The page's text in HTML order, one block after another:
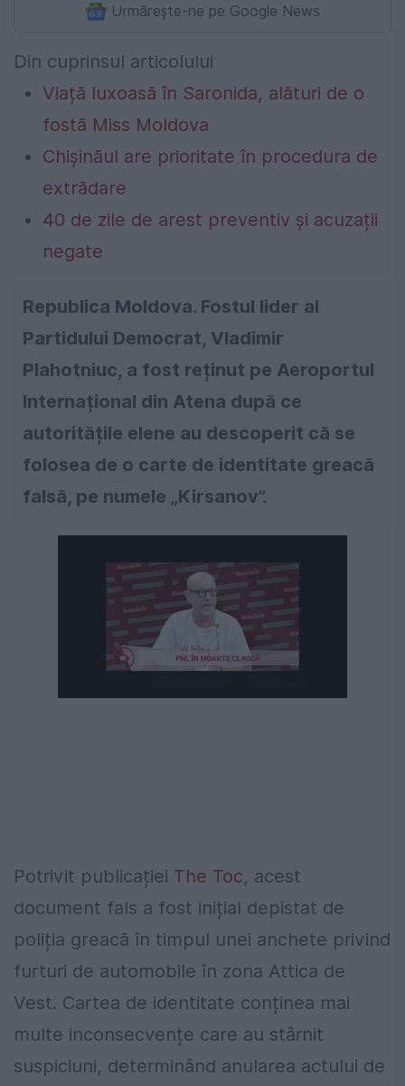
Urmărește-ne pe Google News
Din cuprinsul articolului
Viață luxoasă în Saronida, alături de o
fostă Miss Moldova
Chișinăul are prioritate în procedura de
extrădare
40 de zile de arest preventiv și acuzații
negate
Republica Moldova. Fostul lider al
Partidului Democrat, Vladimir
Plahotniuc, a fost reținut pe Aeroportul
Internațional din Atena după ce
autoritățile elene au descoperit că se
folosea de o carte de identitate greacă
falsă, pe numele „Kirsanov”.
Potrivit publicației The Toc, acest
document fals a fost inițial depistat de
poliția greacă în timpul unei anchete privind
furturi de automobile în zona Attica de
Vest. Cartea de identitate conținea mai
multe inconsecvențe care au stârnit
suspiciuni, determinând anularea actului de